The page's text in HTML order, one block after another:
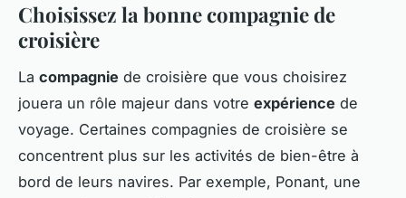
Choisissez la bonne compagnie de
croisière
La compagnie de croisière que vous choisirez
jouera un rôle majeur dans votre expérience de
voyage. Certaines compagnies de croisière se
concentrent plus sur les activités de bien-être à
bord de leurs navires. Par exemple, Ponant, une